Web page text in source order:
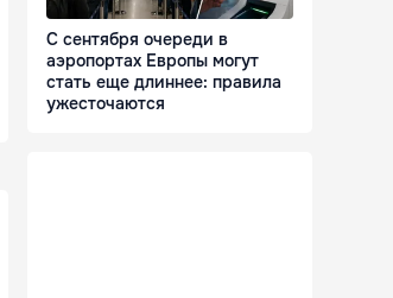
С сентября очереди в
аэропортах Европы могут
стать еще длиннее: правила
ужесточаются